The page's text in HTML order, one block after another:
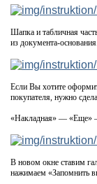
Шапка и табличная
из документа-основания.
Если Вы хотите
покупателя, нужно
«Накладная» — «Еще»
В новом окне ставим
нажимаем «Запомнить